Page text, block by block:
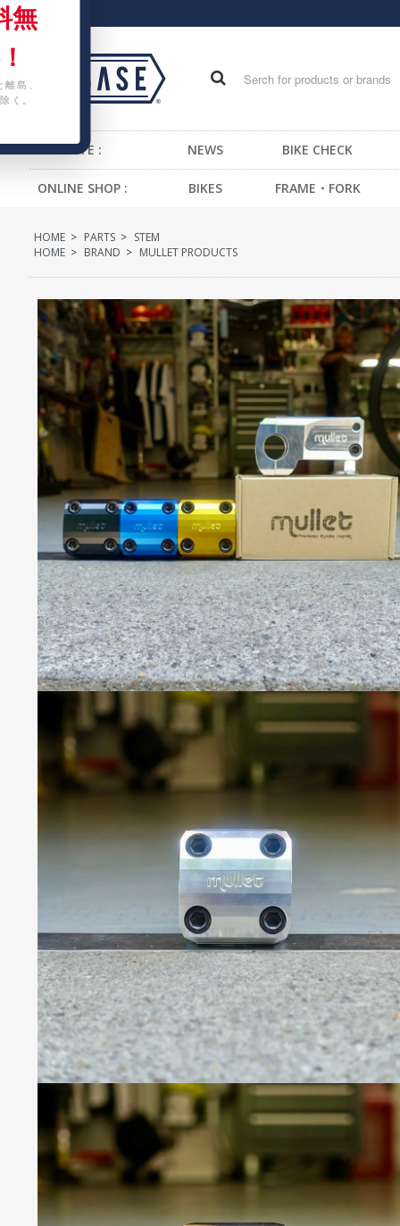
無
島、
く。
WEB SITE : NEWS BIKE CHECK
ONLINE SHOP : BIKES
MTB
KIDS BIKE
FRAME・FORK
FRAME -FIXED GEAR
FORK - BMX
FORK -MTB
FORK -FIXED GEAR
HOME > PARTS > STEM
HOME > BRAND > MULLET PRODUCTS